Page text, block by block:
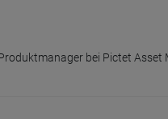
bei Pictet